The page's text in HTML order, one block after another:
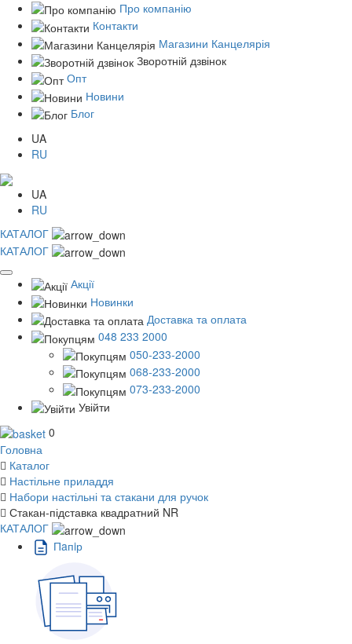
Про компанію
Контакти
Магазини Канцелярія
Зворотній дзвінок
Опт
Новини
Блог
UA
RU
UA
RU
КАТАЛОГ
КАТАЛОГ
Акції
Новинки
Доставка та оплата
048 233 2000
050-233-2000
068-233-2000
073-233-2000
Увійти
0
Головна
Каталог
Настільне приладдя
Набори настільні та стакани для ручок
Стакан-підставка квадратний NR
КАТАЛОГ
Пaпiр